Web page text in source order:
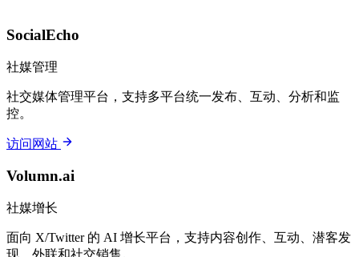
SocialEcho
社媒管理
社交媒体管理平台，支持多平台统一发布、互动、分析和监
控。
访问网站
Volumn.ai
社媒增长
面向 X/Twitter 的 AI 增长平台，支持内容创作、互动、潜客发